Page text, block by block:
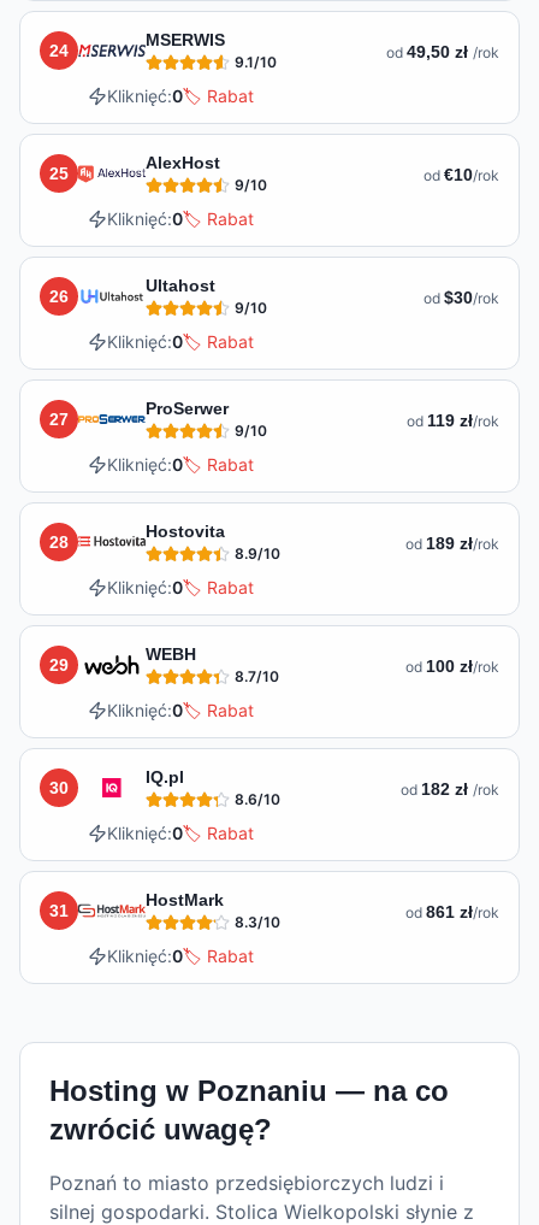
24
MSERWIS
9.1/10 od 49,50 zł /rok
Kliknięć:0🏷️ Rabat
25
AlexHost
9/10 od €10/rok
Kliknięć:0🏷️ Rabat
26
Ultahost
9/10 od $30/rok
Kliknięć:0🏷️ Rabat
27
ProSerwer
9/10 od 119 zł/rok
Kliknięć:0🏷️ Rabat
28
Hostovita
8.9/10 od 189 zł/rok
Kliknięć:0🏷️ Rabat
29
WEBH
8.7/10 od 100 zł/rok
Kliknięć:0🏷️ Rabat
30
IQ.pl
8.6/10 od 182 zł /rok
Kliknięć:0🏷️ Rabat
31
HostMark
8.3/10 od 861 zł/rok
Kliknięć:0🏷️ Rabat
Hosting w Poznaniu — na co
zwrócić uwagę?
Poznań to miasto przedsiębiorczych ludzi i
silnej gospodarki. Stolica Wielkopolski słynie z